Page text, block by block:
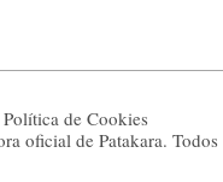
Política de Cookies
oficial de Patakara.